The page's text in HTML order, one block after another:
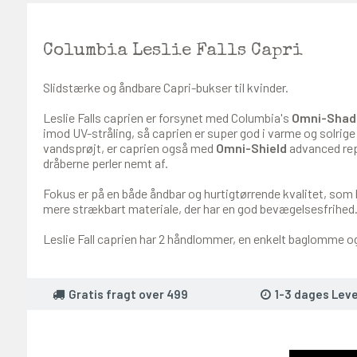
Columbia Leslie Falls Capri
Slidstærke og åndbare Capri-bukser til kvinder.
Leslie Falls caprien er forsynet med Columbia's Omni-
imod UV-stråling, så caprien er super god i varme og
vandsprøjt, er caprien også med Omni-Shield advanced
dråberne perler nemt af.
Fokus er på en både åndbar og hurtigtørrende kvalitet,
mere strækbart materiale, der har en god bevægelsesfrihed.
Leslie Fall caprien har 2 håndlommer, en enkelt baglomme
Gratis fragt over 499 1-3 dages